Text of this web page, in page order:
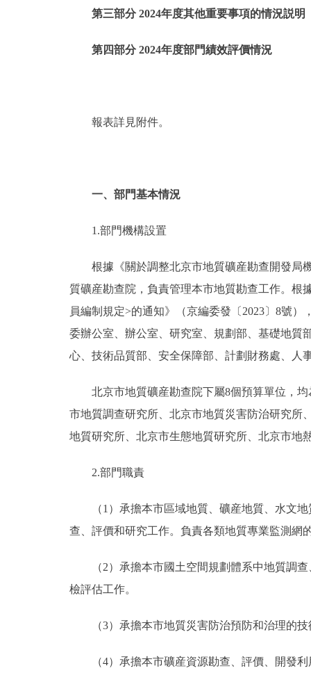
ENGLISH
第三部分 2024年度其他重要事項的情況説明
第四部分 2024年度部門績效評價情況
報表詳見附件。
一、部門基本情況
1.部門機構設置
根據《關於調整北京市地質礦産勘查開發局
質礦産勘查院，負責管理本市地質勘查工作。根
員編制規定>的通知》（京編委發〔2023〕8號
委辦公室、辦公室、研究室、規劃部、基礎地質
心、技術品質部、安全保障部、計劃財務處、人
北京市地質礦産勘查院下屬8個預算單位，
市地質調查研究所、北京市地質災害防治研究所
地質研究所、北京市生態地質研究所、北京市地
2.部門職責
（1）承擔本市區域地質、礦産地質、水文
查、評價和研究工作。負責各類地質專業監測網
（2）承擔本市國土空間規劃體系中地質調
檢評估工作。
（3）承擔本市地質災害防治預防和治理的
（4）承擔本市礦産資源勘查、評價、開發